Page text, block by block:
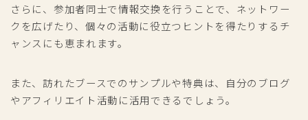
さらに、参加者同士で情報交換を行うことで、ネットワー
クを広げたり、個々の活動に役立つヒントを得たりするチ
ャンスにも恵まれます。
また、訪れたブースでのサンプルや特典は、自分のブログ
やアフィリエイト活動に活用できるでしょう。